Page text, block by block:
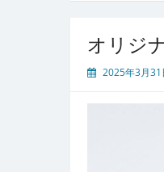
オリジ
2025年3月31